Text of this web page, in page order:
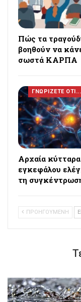
Πώς τα
βοηθούν να
σωστά ΚΑΡΠΑ
ΓΝΩΡΙΖΕΤΕ ΟΤΙ...
Αρχαία
εγκεφάλου
τη
ΠΡΟΗΓΟΥΜΕΝΗ